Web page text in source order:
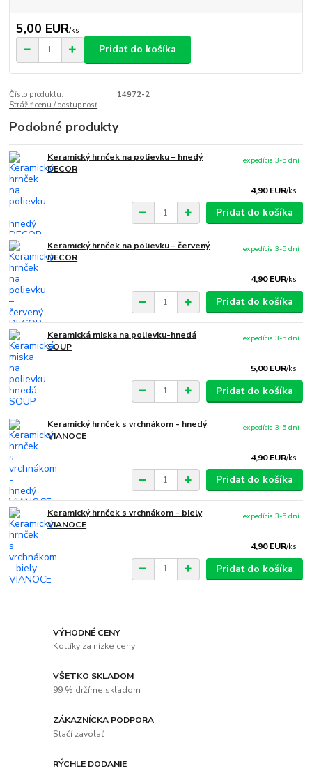
5,00 EUR/ks
Pridať do košíka
Číslo produktu:
14972-2
Strážiť cenu / dostupnosť
Podobné produkty
Keramický hrnček na polievku – hnedý
DECOR
4,90 EUR/ks
expedícia 3-5 dní
Pridať do košíka
Keramický hrnček na polievku – červený
DECOR
4,90 EUR/ks
expedícia 3-5 dní
Pridať do košíka
Keramická miska na polievku-hnedá
SOUP
5,00 EUR/ks
expedícia 3-5 dní
Pridať do košíka
Keramický hrnček s vrchnákom - hnedý
VIANOCE
4,90 EUR/ks
expedícia 3-5 dní
Pridať do košíka
Keramický hrnček s vrchnákom - biely
VIANOCE
4,90 EUR/ks
expedícia 3-5 dní
Pridať do košíka
VÝHODNÉ CENY
Kotlíky za nízke ceny
VŠETKO SKLADOM
99 % držíme skladom
ZÁKAZNÍCKA PODPORA
Stačí zavolať
RÝCHLE DODANIE